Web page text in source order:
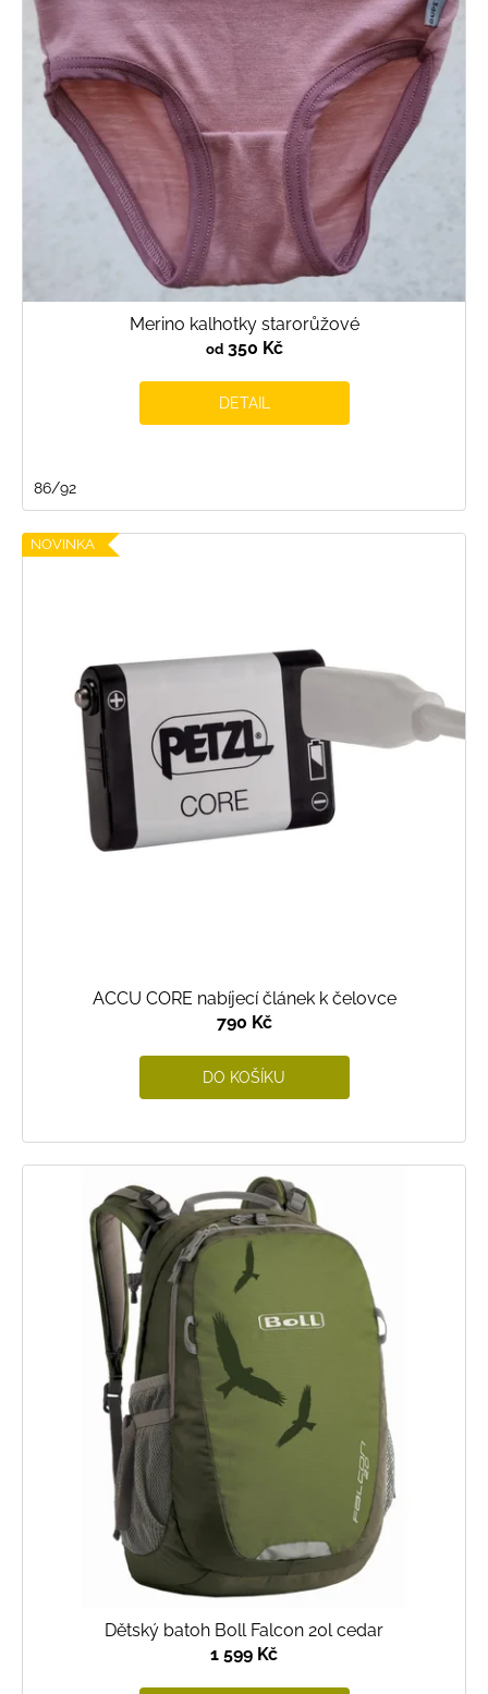
p
Merino kalhotky starorůžové
od350 Kč
DETAIL
86/92
NOVINKA
ACCU CORE nabíjecí článek k čelovce
790 Kč
DO KOŠÍKU
Dětský batoh Boll Falcon 20l cedar
1 599 Kč